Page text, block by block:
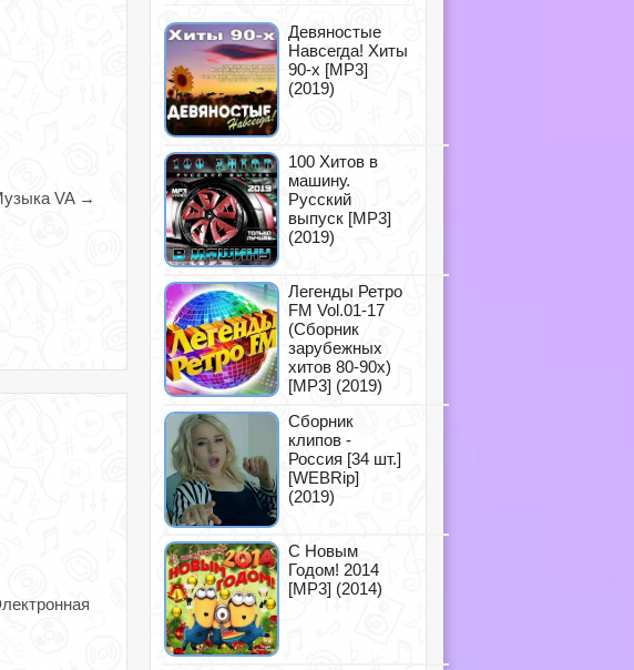
VA →
Девяностые
Навсегда! Хиты
90-х [MP3]
(2019)
100 Хитов в
машину.
Русский
выпуск [MP3]
(2019)
Легенды Ретро
FM Vol.01-17
(Сборник
зарубежных
хитов 80-90х)
[MP3] (2019)
Сборник
клипов -
Россия [34 шт.]
[WEBRip]
(2019)
С Новым
Годом! 2014
[MP3] (2014)